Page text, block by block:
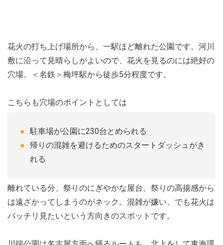
花火の打ち上げ場所から、一駅ほど離れた公園です。河川
敷に沿って見晴らしがよいので、花火を見るのには絶好の
穴場。＜名鉄＞梅坪駅から徒歩5分程度です。
こちらも穴場のポイントとしては
駐車場が公園に230台とめられる
帰りの混雑を避けるためのスタートダッシュがき
れる
離れている分、祭りのにぎやかな屋台、祭りの高揚感から
は遠ざかってしまうのがネック。混雑が嫌い、でも花火は
バッチリ見たいという方向きのスポットです。